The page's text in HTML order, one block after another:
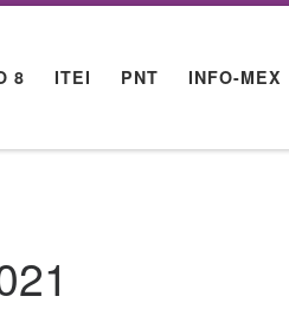
8 ITEI PNT INFO-MEX